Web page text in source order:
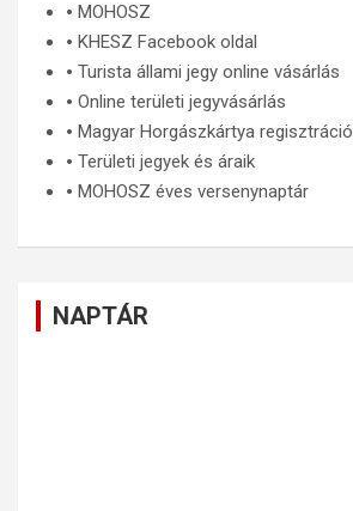
🞄 MOHOSZ
🞄 KHESZ Facebook oldal
🞄 Turista állami jegy online vásárlás
🞄 Online területi jegyvásárlás
🞄 Magyar Horgászkártya
🞄 Területi jegyek és áraik
🞄 MOHOSZ éves versenynaptár
NAPTÁR